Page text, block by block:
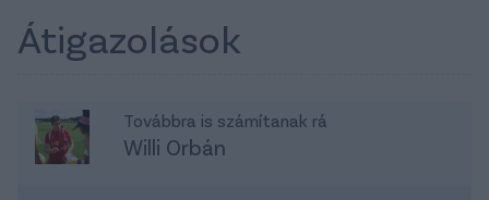
Átigazolások
Továbbra is számítanak rá
Willi Orbán